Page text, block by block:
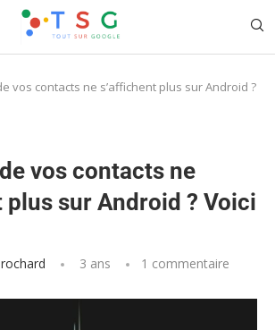
vos contacts ne s’affichent plus sur Android ?
vos contacts ne
plus sur Android ? Voici
3 ans 1 commentaire